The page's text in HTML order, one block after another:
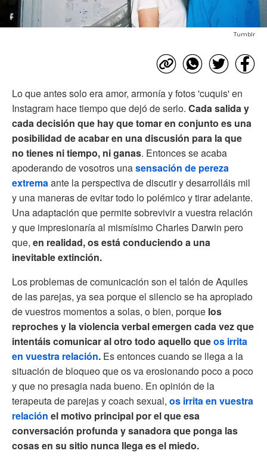
Tumblr
Lo que antes solo era amor, armonía y fotos 'cuquis' en
Instagram hace tiempo que dejó de serlo. Cada salida y
cada decisión que hay que tomar en conjunto es una
posibilidad de acabar en una discusión para la que
no tienes ni tiempo, ni ganas. Entonces se acaba
apoderando de vosotros unasensación de pereza
extremaante la perspectiva de discutir y desarrolláis mil
y una maneras de evitar todo lo polémico y tirar adelante.
Una adaptación que permite sobrevivir a vuestra relación
y que impresionaría al mismísimo Charles Darwin pero
que, en realidad, os está conduciendo a una
inevitable extinción.
Los problemas de comunicación son el talón de Aquiles
de las parejas, ya sea porque el silencio se ha apropiado
de vuestros momentos a solas, o bien, porque los
reproches y la violencia verbal emergen cada vez que
intentáis comunicar al otro todo aquello queos irrita
en vuestra relación. Es entonces cuando se llega a la
situación de bloqueo que os va erosionando poco a poco
y que no presagia nada bueno. En opinión de la
terapeuta de parejas y coach sexual, os irrita en vuestra
relación el motivo principal por el que esa
conversación profunda y sanadora que ponga las
cosas en su sitio nunca llega es el miedo.